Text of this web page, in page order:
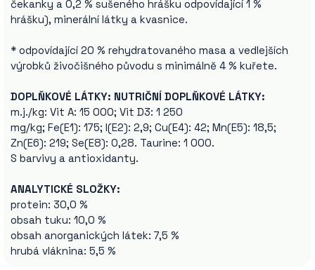
čekanky a 0,2 % sušeného hrášku odpovídající 1 %
hrášku), minerální látky a kvasnice.
* odpovídající 20 % rehydratovaného masa a vedlejších
výrobků živočišného původu s minimálně 4 % kuřete.
DOPLŇKOVÉ LÁTKY: NUTRIČNÍ DOPLŇKOVÉ LÁTKY:
m.j./kg: Vit A: 15 000; Vit D3: 1 250
mg/kg; Fe(E1): 175; I(E2): 2,9; Cu(E4): 42; Mn(E5): 18,5;
Zn(E6): 219; Se(E8): 0,28. Taurine: 1 000.
S barvivy a antioxidanty.
ANALYTICKÉ SLOŽKY:
protein: 30,0 %
obsah tuku: 10,0 %
obsah anorganických látek: 7,5 %
hrubá vláknina: 5,5 %